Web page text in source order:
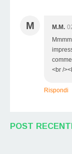
M M.M.
<br /
Rispondi
POST